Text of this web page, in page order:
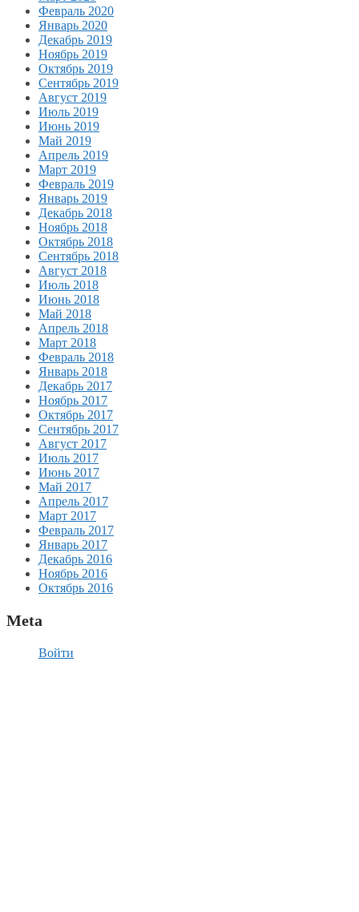
Февраль 2020
Январь 2020
Декабрь 2019
Ноябрь 2019
Октябрь 2019
Сентябрь 2019
Август 2019
Июль 2019
Июнь 2019
Май 2019
Апрель 2019
Март 2019
Февраль 2019
Январь 2019
Декабрь 2018
Ноябрь 2018
Октябрь 2018
Сентябрь 2018
Август 2018
Июль 2018
Июнь 2018
Май 2018
Апрель 2018
Март 2018
Февраль 2018
Январь 2018
Декабрь 2017
Ноябрь 2017
Октябрь 2017
Сентябрь 2017
Август 2017
Июль 2017
Июнь 2017
Май 2017
Апрель 2017
Март 2017
Февраль 2017
Январь 2017
Декабрь 2016
Ноябрь 2016
Октябрь 2016
Meta
Войти